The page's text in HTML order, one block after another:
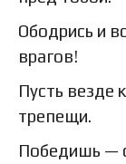
Ободрись и
врагов!
Пусть везде
трепещи.
Победишь —